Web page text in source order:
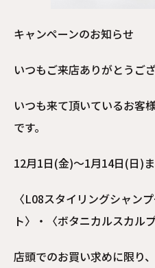
キャンペーンのお知らせ
いつもご来店ありがとうご
いつも来て頂いているお客
です。
12月1日(金)～1月14日(日)ま
〈L08スタイリングシャン
ト〉・〈ボタニカルスカル
店頭でのお買い求めに限り、